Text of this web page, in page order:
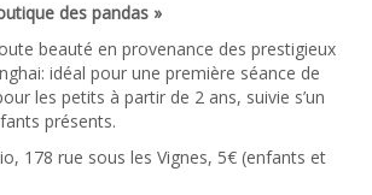
des pandas »
beauté en provenance des prestigieux
idéal pour une première séance de
les petits à partir de 2 ans, suivie s’un
présents.
178 rue sous les Vignes, 5€ (enfants et